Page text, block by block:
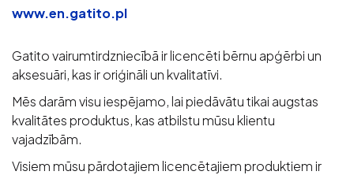
www.en.gatito.pl
Gatito vairumtirdzniecībā ir licencēti bērnu apģērbi un
aksesuāri, kas ir oriģināli un kvalitatīvi.
Mēs darām visu iespējamo, lai piedāvātu tikai augstas
kvalitātes produktus, kas atbilstu mūsu klientu
vajadzībām.
Visiem mūsu pārdotajiem licencētajiem produktiem ir